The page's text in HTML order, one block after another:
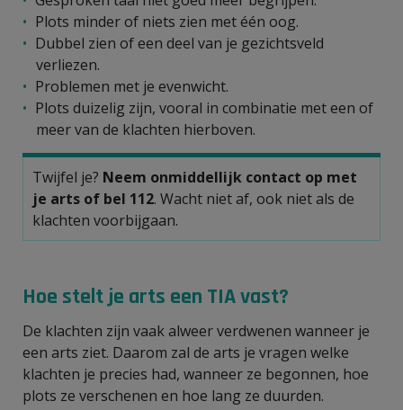
Plots minder of niets zien met één oog.
Dubbel zien of een deel van je gezichtsveld
verliezen.
Problemen met je evenwicht.
Plots duizelig zijn, vooral in combinatie met een of
meer van de klachten hierboven.
Twijfel je? Neem onmiddellijk contact op met
je arts of bel 112. Wacht niet af, ook niet als de
klachten voorbijgaan.
Hoe stelt je arts een TIA vast?
De klachten zijn vaak alweer verdwenen wanneer je
een arts ziet. Daarom zal de arts je vragen welke
klachten je precies had, wanneer ze begonnen, hoe
plots ze verschenen en hoe lang ze duurden.